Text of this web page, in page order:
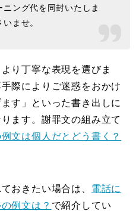
ング代を同封いたしま
ませ。
り丁寧な表現を選びま
際によりご迷惑をおかけ
す」といった書き出しに
ます。謝罪文の組み立て
文は個人だとどう書く？
おきたい場合は、 電話に
例文は？ で紹介してい